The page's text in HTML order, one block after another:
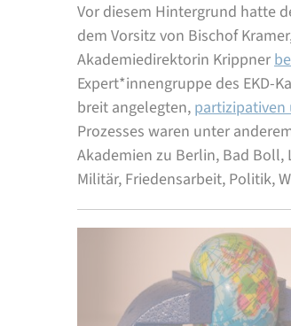
Vor diesem Hintergrund hatte
dem Vorsitz von Bischof
Akademiedirektorin Krippner
Expert*innengruppe des EKD-
breit angelegten, partizipativen
Prozesses waren unter
Akademien zu Berlin, Bad
Militär, Friedensarbeit, Politik,